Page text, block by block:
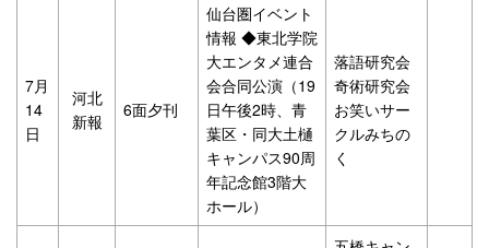
7月
14
日
河北
新報
6面夕刊
仙台圏イベント
情報 ◆東北学院
大エンタメ連合
会合同公演（19
日午後2時、青
葉区・同大土樋
キャンパス90周
年記念館3階大
ホール）
落語研究会
奇術研究会
お笑いサー
クルみちの
く